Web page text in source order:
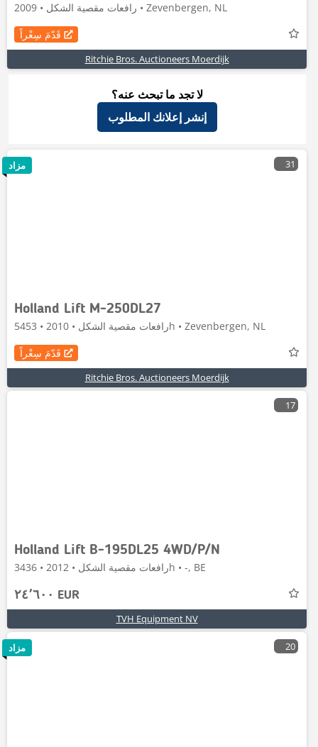
رافعات مقصية الشكل • 2009 • Zevenbergen, NL
قَدّمَ سِعْراً
Ritchie Bros. Auctioneers Moerdijk
لا تجد ما تبحث عنه؟
إنشر إعلانك المطلوب
31
Holland Lift M-250DL27
رافعات مقصية الشكل • 2010 • 5453h • Zevenbergen, NL
قَدّمَ سِعْراً
Ritchie Bros. Auctioneers Moerdijk
مزاد
17
Holland Lift B-195DL25 4WD/P/N
رافعات مقصية الشكل • 2012 • 3436h • -, BE
٢٤٬٦٠٠ EUR
TVH Equipment NV
20 مزاد